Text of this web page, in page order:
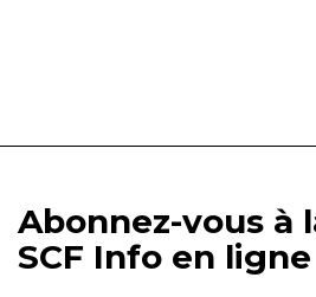
Abonnez-vous à
SCF Info en ligne